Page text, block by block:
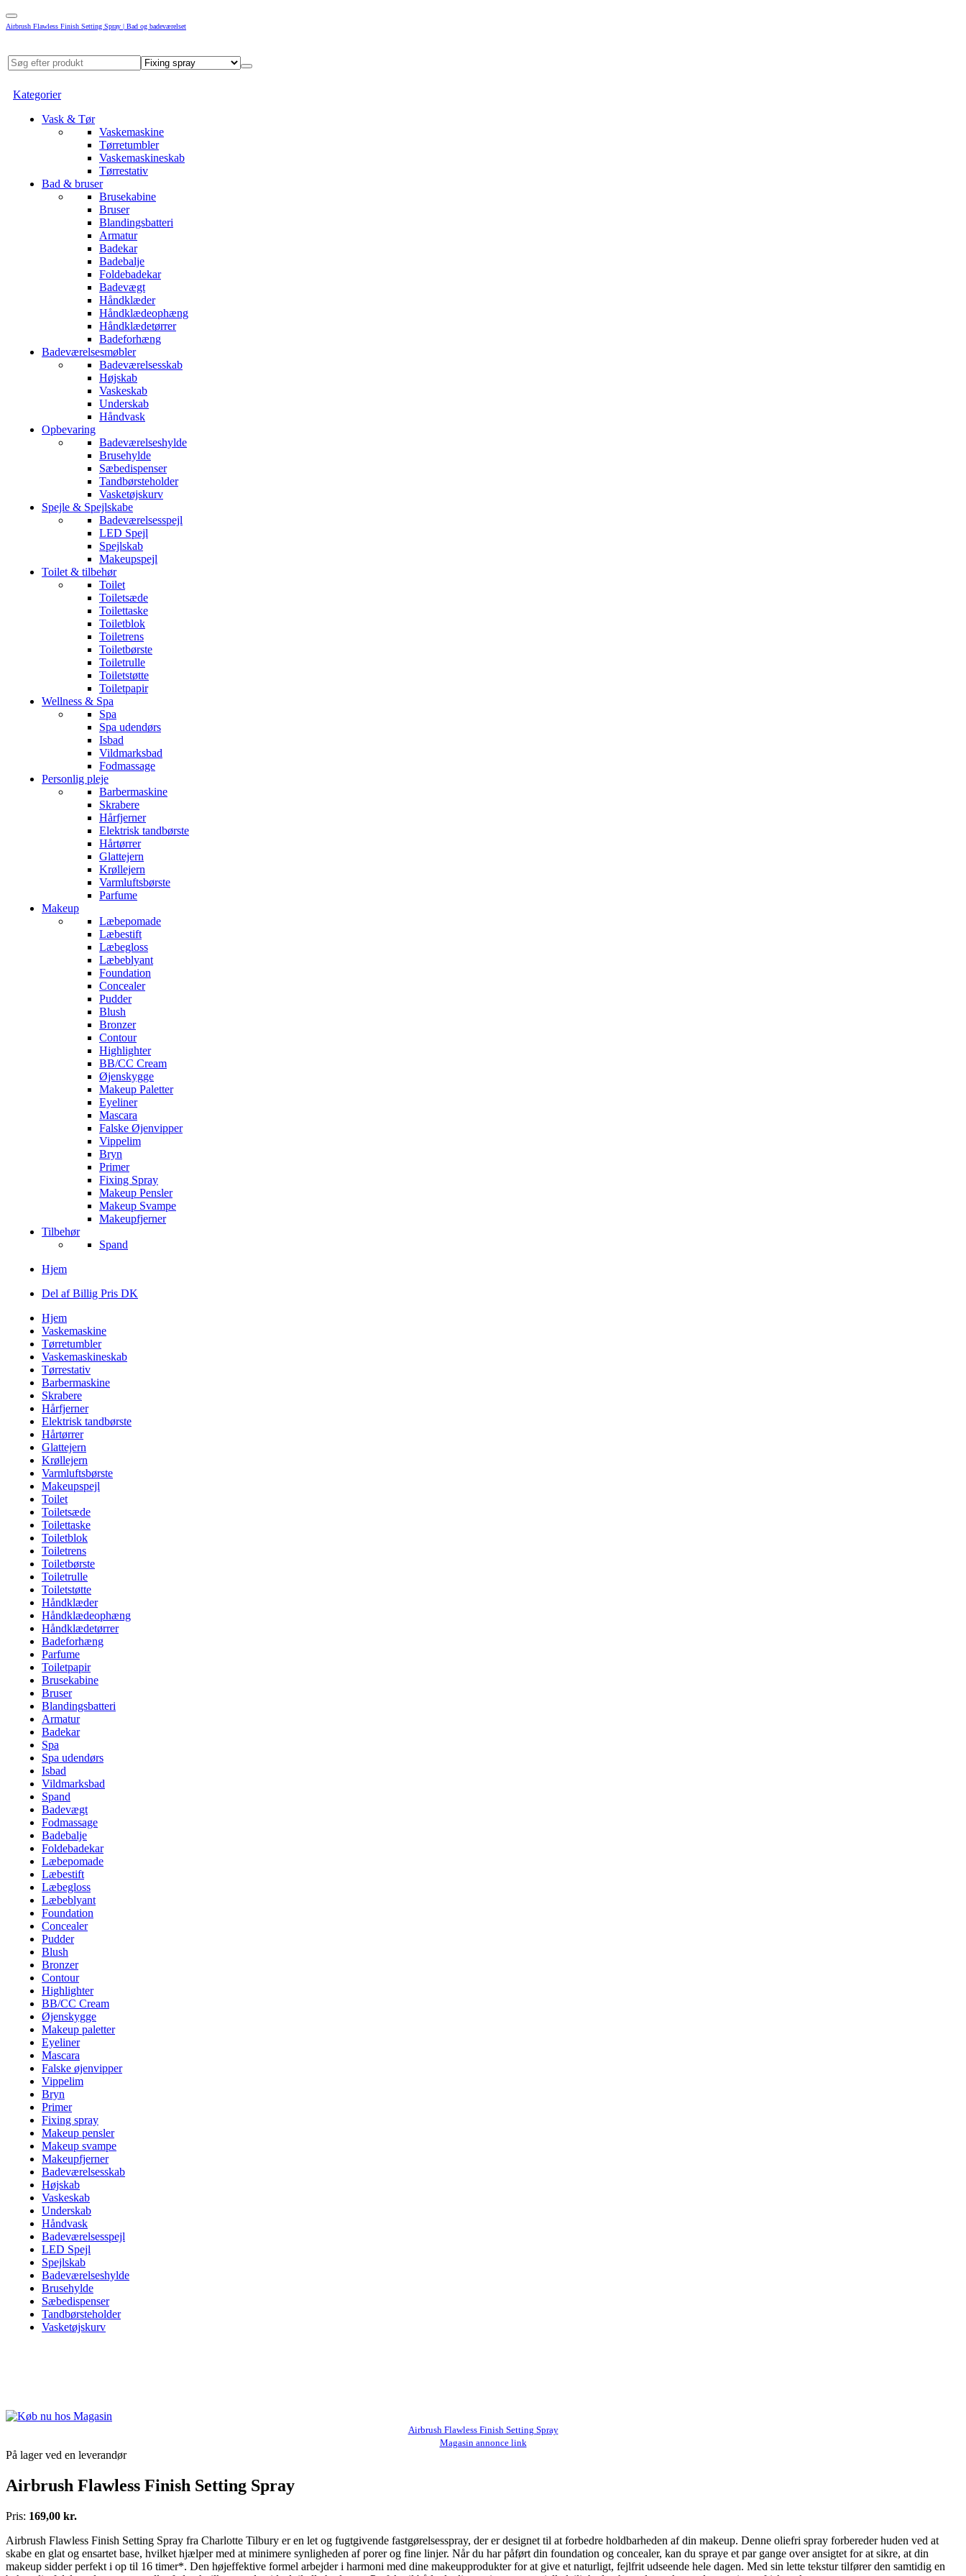
Airbrush Flawless Finish Setting Spray | Bad og badeværelset
Kategorier
Vask & Tør
Vaskemaskine
Tørretumbler
Vaskemaskineskab
Tørrestativ
Bad & bruser
Brusekabine
Bruser
Blandingsbatteri
Armatur
Badekar
Badebalje
Foldebadekar
Badevægt
Håndklæder
Håndklædeophæng
Håndklædetørrer
Badeforhæng
Badeværelsesmøbler
Badeværelsesskab
Højskab
Vaskeskab
Underskab
Håndvask
Opbevaring
Badeværelseshylde
Brusehylde
Sæbedispenser
Tandbørsteholder
Vasketøjskurv
Spejle & Spejlskabe
Badeværelsesspejl
LED Spejl
Spejlskab
Makeupspejl
Toilet & tilbehør
Toilet
Toiletsæde
Toilettaske
Toiletblok
Toiletrens
Toiletbørste
Toiletrulle
Toiletstøtte
Toiletpapir
Wellness & Spa
Spa
Spa udendørs
Isbad
Vildmarksbad
Fodmassage
Personlig pleje
Barbermaskine
Skrabere
Hårfjerner
Elektrisk tandbørste
Hårtørrer
Glattejern
Krøllejern
Varmluftsbørste
Parfume
Makeup
Læbepomade
Læbestift
Læbegloss
Læbeblyant
Foundation
Concealer
Pudder
Blush
Bronzer
Contour
Highlighter
BB/CC Cream
Øjenskygge
Makeup Paletter
Eyeliner
Mascara
Falske Øjenvipper
Vippelim
Bryn
Primer
Fixing Spray
Makeup Pensler
Makeup Svampe
Makeupfjerner
Tilbehør
Spand
Hjem
Del af Billig Pris DK
Hjem
Vaskemaskine
Tørretumbler
Vaskemaskineskab
Tørrestativ
Barbermaskine
Skrabere
Hårfjerner
Elektrisk tandbørste
Hårtørrer
Glattejern
Krøllejern
Varmluftsbørste
Makeupspejl
Toilet
Toiletsæde
Toilettaske
Toiletblok
Toiletrens
Toiletbørste
Toiletrulle
Toiletstøtte
Håndklæder
Håndklædeophæng
Håndklædetørrer
Badeforhæng
Parfume
Toiletpapir
Brusekabine
Bruser
Blandingsbatteri
Armatur
Badekar
Spa
Spa udendørs
Isbad
Vildmarksbad
Spand
Badevægt
Fodmassage
Badebalje
Foldebadekar
Læbepomade
Læbestift
Læbegloss
Læbeblyant
Foundation
Concealer
Pudder
Blush
Bronzer
Contour
Highlighter
BB/CC Cream
Øjenskygge
Makeup paletter
Eyeliner
Mascara
Falske øjenvipper
Vippelim
Bryn
Primer
Fixing spray
Makeup pensler
Makeup svampe
Makeupfjerner
Badeværelsesskab
Højskab
Vaskeskab
Underskab
Håndvask
Badeværelsesspejl
LED Spejl
Spejlskab
Badeværelseshylde
Brusehylde
Sæbedispenser
Tandbørsteholder
Vasketøjskurv
Airbrush Flawless Finish Setting Spray
Magasin annonce link
På lager ved en leverandør
Airbrush Flawless Finish Setting Spray
Pris: 169,00 kr.
Airbrush Flawless Finish Setting Spray fra Charlotte Tilbury er en let og fugtgivende fastgørelsesspray, der er designet til at forbedre holdbarheden af din makeup. Denne oliefri spray forbereder huden ved at
skabe en glat og ensartet base, hvilket hjælper med at minimere synligheden af porer og fine linjer. Når du har påført din foundation og concealer, kan du spraye et par gange over ansigtet for at sikre, at din
makeup sidder perfekt i op til 16 timer*. Den højeffektive formel arbejder i harmoni med dine makeupprodukter for at give et naturligt, fejlfrit udseende hele dagen. Med sin lette tekstur tilfører den samtidig en